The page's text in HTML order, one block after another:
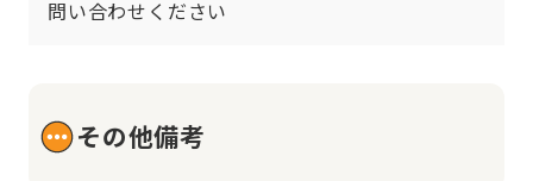
問い合わせください
その他備考